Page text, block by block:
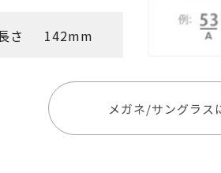
さ 142mm
メガネ/サングラス